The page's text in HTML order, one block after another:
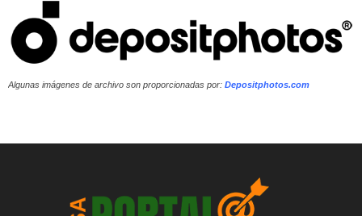
Algunas imágenes de archivo son proporcionadas por: Depositphotos.com